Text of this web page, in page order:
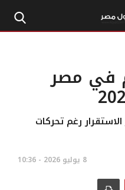
في مصر
رغم تحركات
8 يوليو 2026 - 10:36